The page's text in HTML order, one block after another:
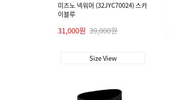
미즈노 넥워머 (32JYC70024) 스카
이블루
31,000원 39,000원
Size View